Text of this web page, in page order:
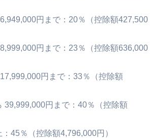
円まで：20％（控除額427,500
円まで：23％（控除額636,000
円まで：33％（控除額
39,999,000円まで：40％（控除額
45％（控除額4,796,000円）